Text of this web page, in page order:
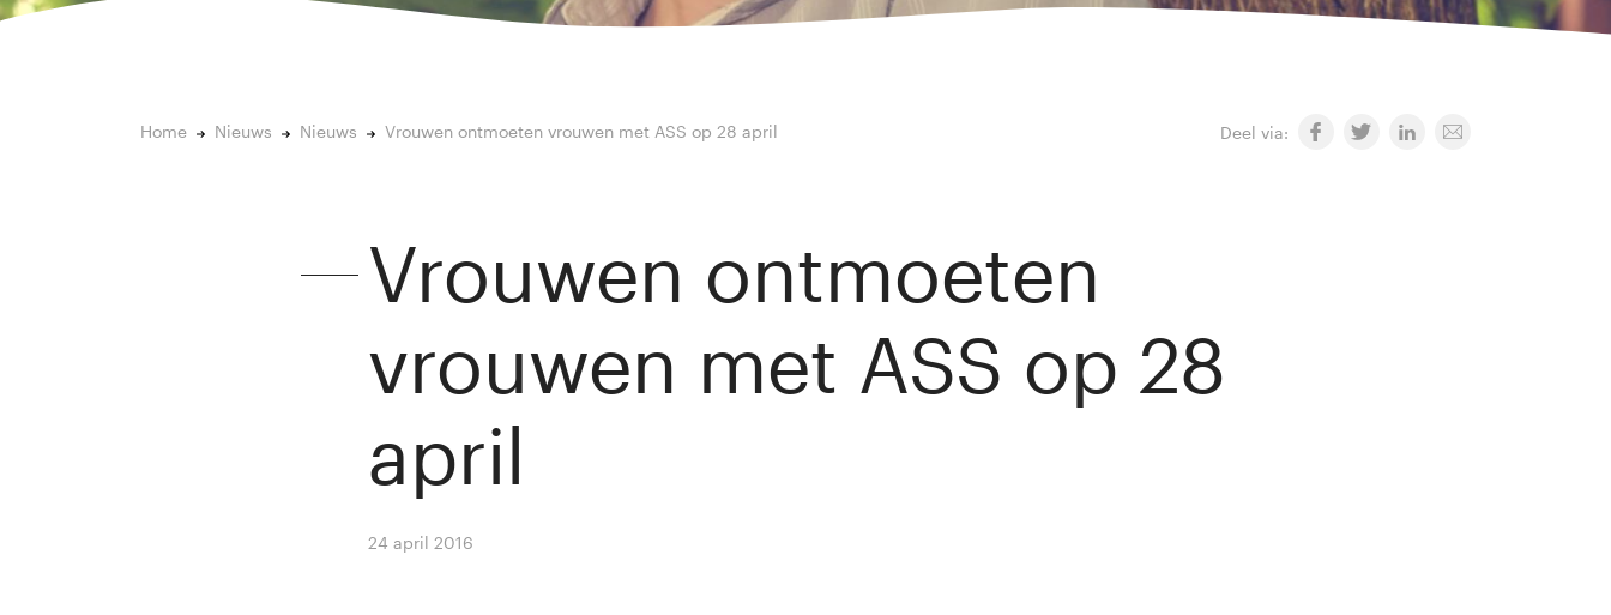
Home Nieuws Nieuws Vrouwen ontmoeten vrouwen met ASS op 28 april Deel via:
Vrouwen ontmoeten
vrouwen met ASS op 28
april
24 april 2016